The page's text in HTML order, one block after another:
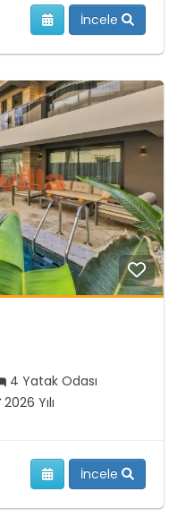
İncele
4 Yatak Odası
2026 Yılı
İncele